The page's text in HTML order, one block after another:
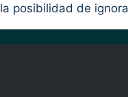
posibilidad de